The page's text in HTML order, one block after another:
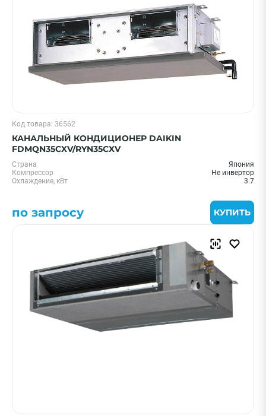
Код товара: 36562
КАНАЛЬНЫЙ КОНДИЦИОНЕР DAIKIN
FDMQN35CXV/RYN35CXV
Страна
Япония
Компрессор
Не инвертор
Охлаждение, кВт
3.7
по запросу КУПИТЬ